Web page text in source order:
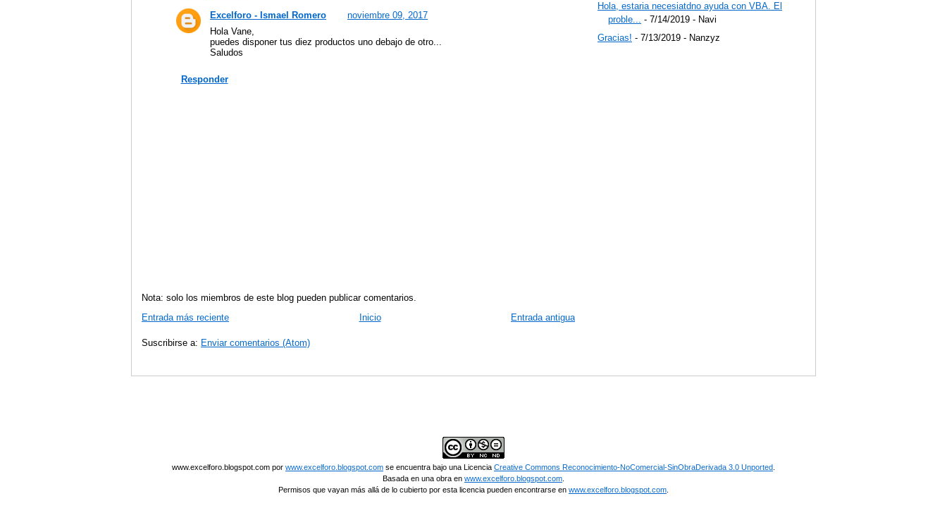
Excelforo - Ismael Romero
noviembre 09, 2017
Hola Vane,
puedes disponer tus diez productos uno debajo de otro...
Saludos
Responder
Nota: solo los miembros de este blog pueden publicar comentarios.
Entrada más reciente
Entrada antigua
Inicio
Suscribirse a: Enviar comentarios (Atom)
Hola, estaria necesiatdno ayuda con VBA. El
proble... - 7/14/2019 - Navi
Gracias! - 7/13/2019 - Nanzyz
www.excelforo.blogspot.com por www.excelforo.blogspot.com se encuentra bajo una Licencia Creative Commons Reconocimiento-NoComercial-SinObraDerivada 3.0 Unported
Basada en una obra en www.excelforo.blogspot.com
Permisos que vayan más allá de lo cubierto por esta licencia pueden encontrarse en www.excelforo.blogspot.com